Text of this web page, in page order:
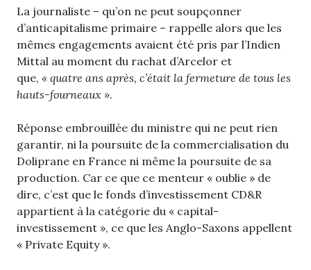
La journaliste – qu’on ne peut soupçonner
d’anticapitalisme primaire – rappelle alors que les
mêmes engagements avaient été pris par l’Indien
Mittal au moment du rachat d’Arcelor et
que, « quatre ans après, c’était la fermeture de tous les
hauts-fourneaux ».
Réponse embrouillée du ministre qui ne peut rien
garantir, ni la poursuite de la commercialisation du
Doliprane en France ni même la poursuite de sa
production. Car ce que ce menteur « oublie » de
dire, c’est que le fonds d’investissement CD&R
appartient à la catégorie du « capital-
investissement », ce que les Anglo-Saxons appellent
« Private Equity ».